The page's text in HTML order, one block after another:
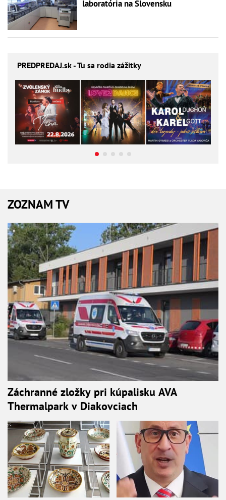
laboratória na Slovensku
PREDPREDAJ.sk - Tu sa rodia zážitky
ZOZNAM TV
Záchranné zložky pri kúpalisku AVA
Thermalpark v Diakovciach